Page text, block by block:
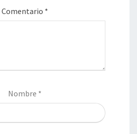
Comentario *
Nombre *